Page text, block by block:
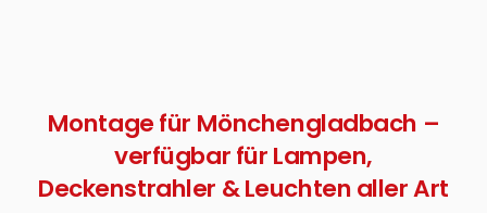
Montage für Mönchengladbach –
verfügbar für Lampen,
Deckenstrahler & Leuchten aller Art